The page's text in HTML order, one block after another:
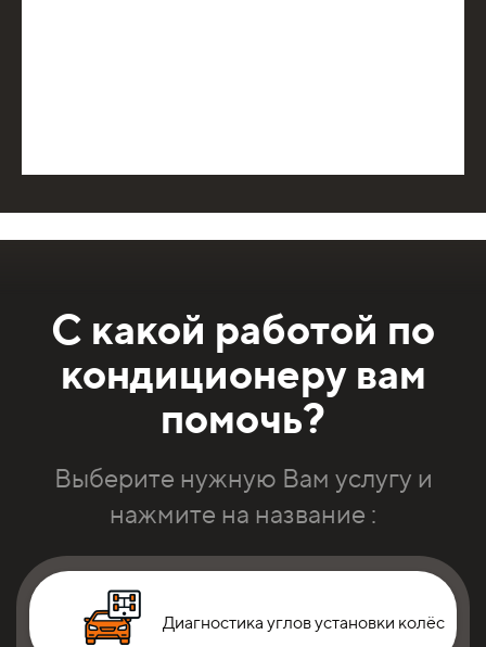
С какой работой по
кондиционеру вам
помочь?
Выберите нужную Вам услугу и
нажмите на название :
Диагностика углов установки колёс